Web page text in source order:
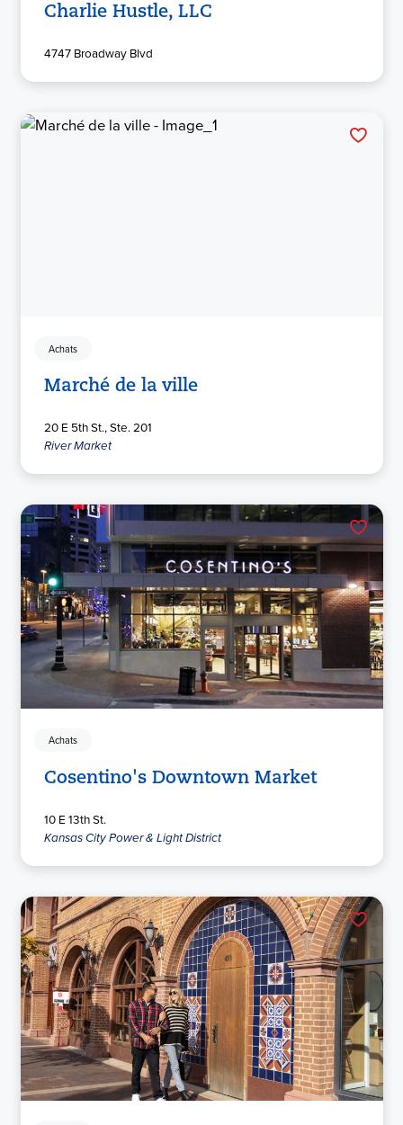
Charlie Hustle, LLC
4747 Broadway Blvd
Achats
Marché de la ville
20 E 5th St., Ste. 201
River Market
Achats
Cosentino's Downtown Market
10 E 13th St.
Kansas City Power & Light District